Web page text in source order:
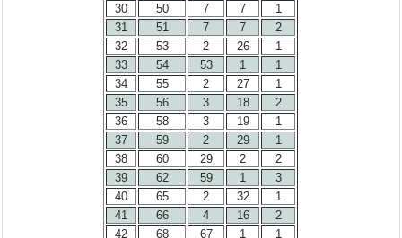
30
50 7 7
1
31
51 7 7
2
32
53 2 26
1
33
54 53 1
1
34
55 2 27
1
35
56 3 18
2
36
58 3 19
1
37
59 2 29
1
38
60 29 2
2
39
62 59 1
3
40
65 2 32
1
41
66 4 16
2
42
68 67 1
1